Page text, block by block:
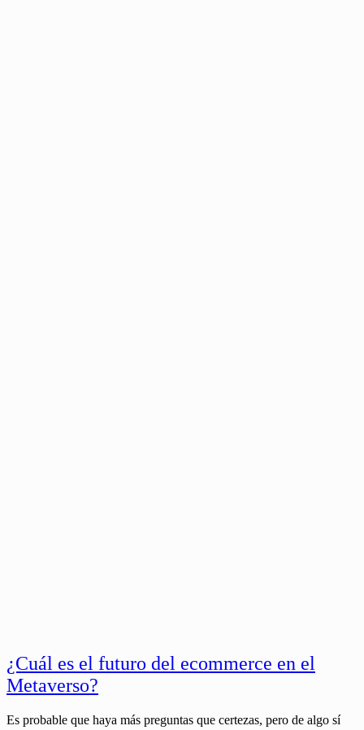
¿Cuál es el futuro del ecommerce en el
Metaverso?
Es probable que haya más preguntas que certezas, pero de algo sí